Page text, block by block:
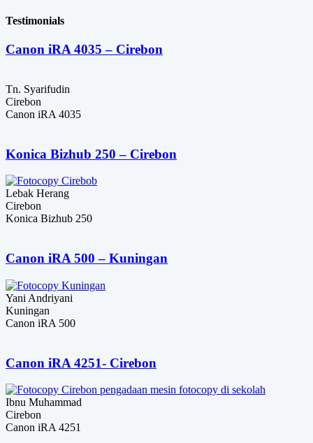
adalah:
Rp56,000,000.
Testimonials
Canon iRA 4035 – Cirebon
Tn. Syarifudin
Cirebon
Canon iRA 4035
Konica Bizhub 250 – Cirebon
Lebak Herang
Cirebon
Konica Bizhub 250
Canon iRA 500 – Kuningan
Yani Andriyani
Kuningan
Canon iRA 500
Canon iRA 4251- Cirebon
Ibnu Muhammad
Cirebon
Canon iRA 4251